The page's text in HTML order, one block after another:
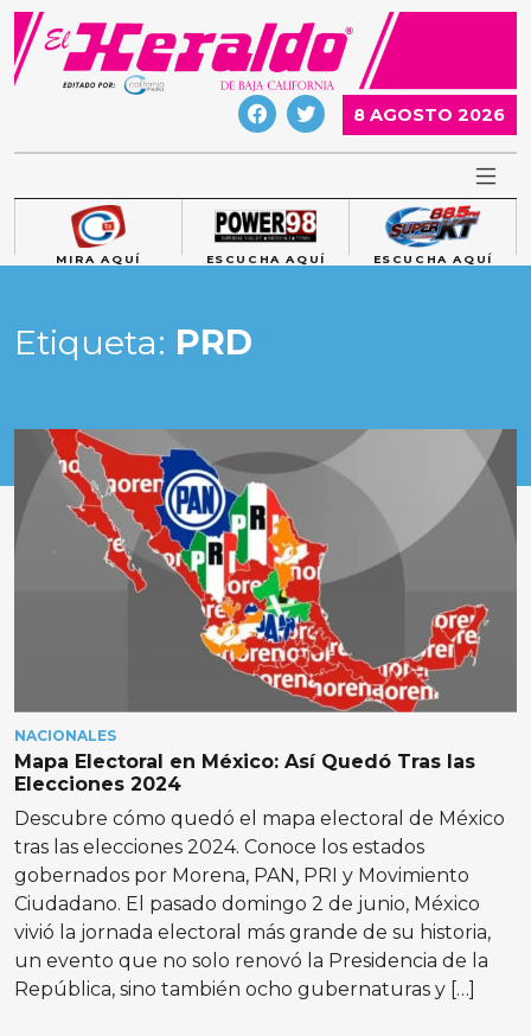
Skip
content
8 AGOSTO 2026
MIRA AQUÍ ESCUCHA AQUÍ ESCUCHA AQUÍ
Etiqueta: PRD
NACIONALES
Mapa Electoral en México: Así Quedó Tras las
Elecciones 2024
Descubre cómo quedó el mapa electoral de México
tras las elecciones 2024. Conoce los estados
gobernados por Morena, PAN, PRI y Movimiento
Ciudadano. El pasado domingo 2 de junio, México
vivió la jornada electoral más grande de su historia,
un evento que no solo renovó la Presidencia de la
República, sino también ocho gubernaturas y […]